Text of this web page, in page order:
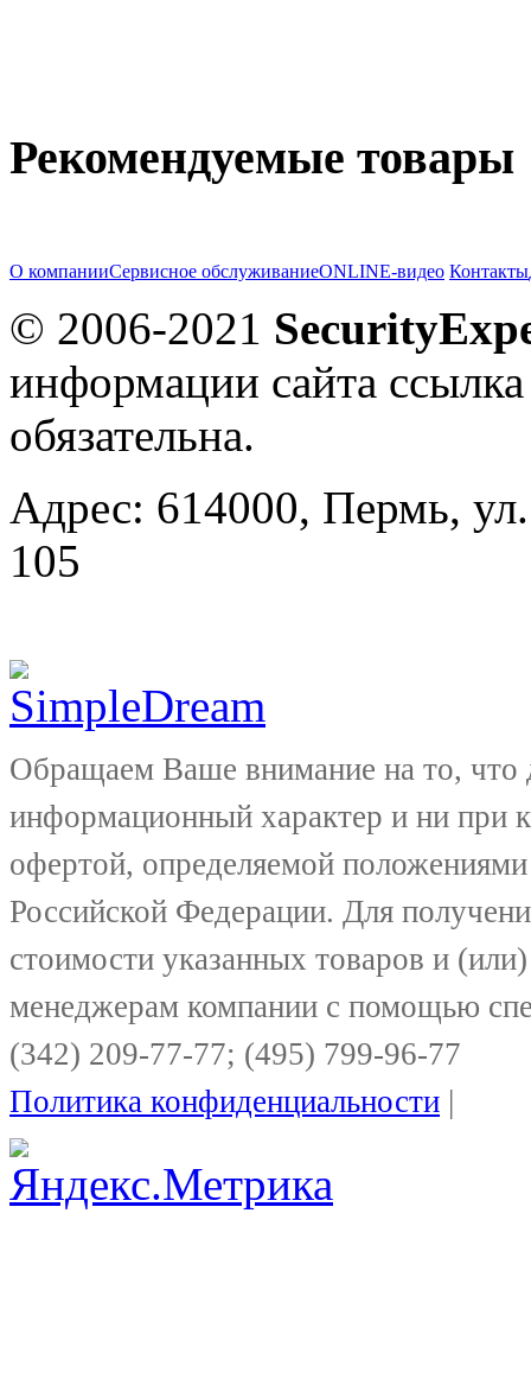
Рекомендуемые товары
О компанииСервисное обслуживаниеONLINE-видео Контакты
© 2006-2021
информации сайта
обязательна.
Адрес: 614000, Пермь,
105
Обращаем Ваше внимание на то, что
информационный характер и ни при
офертой, определяемой
Российской Федерации. Для
стоимости указанных товаров и
менеджерам компании с помощью
(342) 209-77-77; (495) 799-96-77
Политика конфиденциальности |